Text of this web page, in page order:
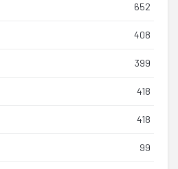
652
408
399
418
418
99